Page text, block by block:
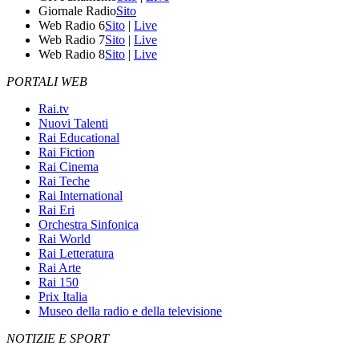
Giornale RadioSito
Web Radio 6Sito | Live
Web Radio 7Sito | Live
Web Radio 8Sito | Live
PORTALI WEB
Rai.tv
Nuovi Talenti
Rai Educational
Rai Fiction
Rai Cinema
Rai Teche
Rai International
Rai Eri
Orchestra Sinfonica
Rai World
Rai Letteratura
Rai Arte
Rai 150
Prix Italia
Museo della radio e della televisione
NOTIZIE E SPORT